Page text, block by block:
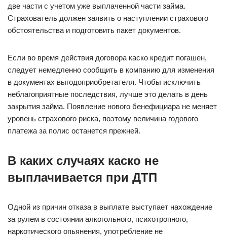
две части с учетом уже выплаченной части займа.
Страхователь должен заявить о наступлении страхового
обстоятельства и подготовить пакет документов.
Если во время действия договора каско кредит погашен,
следует немедленно сообщить в компанию для изменения
в документах выгодоприобретателя. Чтобы исключить
неблагоприятные последствия, лучше это делать в день
закрытия займа. Появление нового бенефициара не меняет
уровень страхового риска, поэтому величина годового
платежа за полис останется прежней.
В каких случаях каско не
выплачивается при ДТП
Одной из причин отказа в выплате выступает нахождение
за рулем в состоянии алкогольного, психотропного,
наркотического опьянения, употребление не